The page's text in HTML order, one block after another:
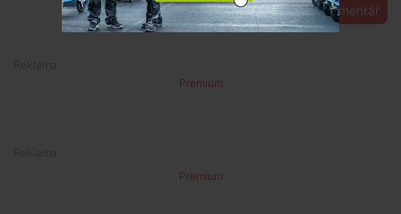
Přidat komentář
Premium
Premium